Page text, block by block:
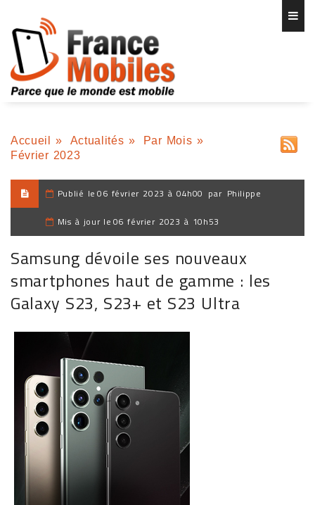
Accueil » Actualités » Par Mois »
Février 2023
Publié le 06 février 2023 à 04h00 par Philippe
Mis à jour le 06 février 2023 à 10h53
Samsung dévoile ses nouveaux
smartphones haut de gamme : les
Galaxy S23, S23+ et S23 Ultra